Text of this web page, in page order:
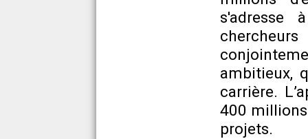
s'adresse
ambitieux,
carrière.
400
projets.